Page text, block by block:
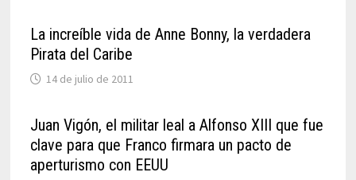
La increíble vida de Anne Bonny, la verdadera
Pirata del Caribe
14 de julio de 2011
Juan Vigón, el militar leal a Alfonso XIII que fue
clave para que Franco firmara un pacto de
aperturismo con EEUU